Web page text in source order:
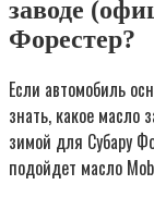
заводе
Форестер?
Если автомобиль
знать, какое масло
зимой для Субару
подойдет масло